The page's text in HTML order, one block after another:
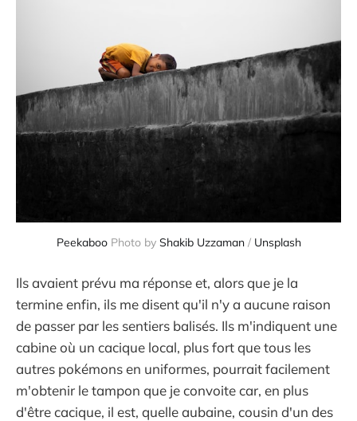
Peekaboo Photo by Shakib Uzzaman / Unsplash
Ils avaient prévu ma réponse et, alors que je la
termine enfin, ils me disent qu'il n'y a aucune raison
de passer par les sentiers balisés. Ils m'indiquent une
cabine où un cacique local, plus fort que tous les
autres pokémons en uniformes, pourrait facilement
m'obtenir le tampon que je convoite car, en plus
d'être cacique, il est, quelle aubaine, cousin d'un des